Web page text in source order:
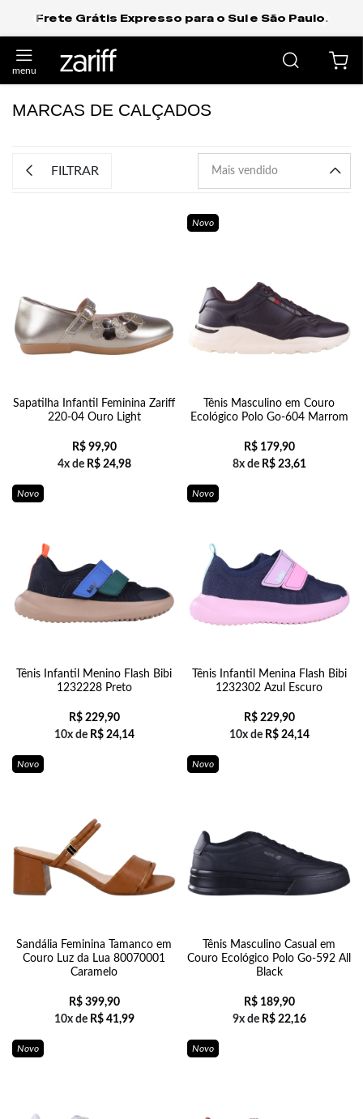
Frete Grátis Expresso para o Sul e São Paulo.
MARCAS DE CALÇADOS
FILTRAR
Sapatilha Infantil Feminina Zariff
220-04 Ouro Light
R$99,90
4x de R$24,98
Novo
Tênis Masculino em Couro
Ecológico Polo Go-604 Marrom
R$179,90
8x de R$23,61
Novo
Tênis Infantil Menino Flash Bibi
1232228 Preto
R$229,90
10x de R$24,14
Novo
Tênis Infantil Menina Flash Bibi
1232302 Azul Escuro
R$229,90
10x de R$24,14
Novo
Sandália Feminina Tamanco em
Couro Luz da Lua 80070001
Caramelo
R$399,90
10x de R$41,99
Novo
Tênis Masculino Casual em
Couro Ecológico Polo Go-592 All
Black
R$189,90
9x de R$22,16
Novo Novo